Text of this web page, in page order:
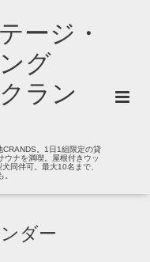
ージ・
グ
ラン
CRANDS。1日1組限定の貸
ウナを満喫。屋根付きウッ
同伴可。最大10名まで、
ダー